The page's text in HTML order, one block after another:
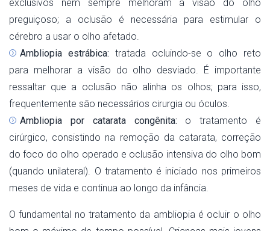
exclusivos nem sempre melhoram a visão do olho
preguiçoso; a oclusão é necessária para estimular o
cérebro a usar o olho afetado.
Ambliopia estrábica: tratada ocluindo-se o olho reto
para melhorar a visão do olho desviado. É importante
ressaltar que a oclusão não alinha os olhos; para isso,
frequentemente são necessários cirurgia ou óculos.
Ambliopia por catarata congênita: o tratamento é
cirúrgico, consistindo na remoção da catarata, correção
do foco do olho operado e oclusão intensiva do olho bom
(quando unilateral). O tratamento é iniciado nos primeiros
meses de vida e continua ao longo da infância.
O fundamental no tratamento da ambliopia é ocluir o olho